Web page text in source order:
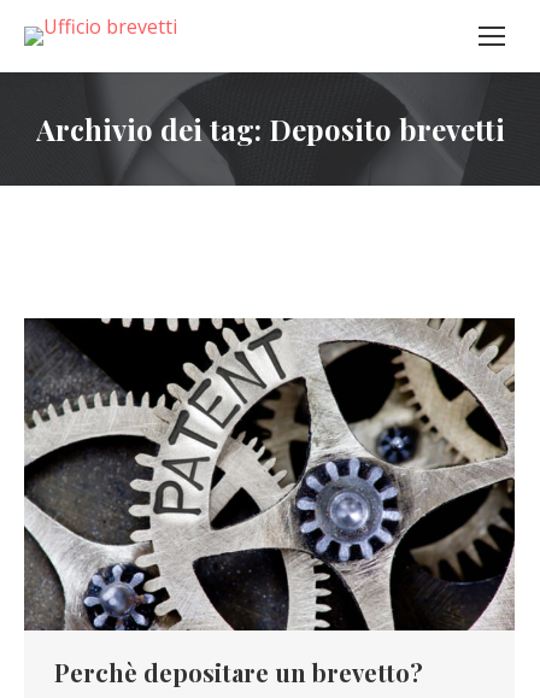
Archivio dei tag: Deposito brevetti
Perchè depositare un brevetto?